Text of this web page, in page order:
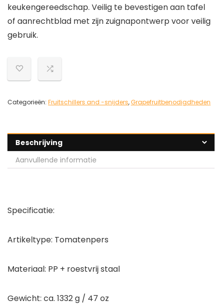
keukengereedschap. Veilig te bevestigen aan tafel
of aanrechtblad met zijn zuignapontwerp voor veilig
gebruik.
Categorieën: Fruitschillers and -snijders,Grapefruitbenodigdheden
Beschrijving
Aanvullende informatie
Specificatie:
Artikeltype: Tomatenpers
Materiaal: PP + roestvrij staal
Gewicht: ca. 1332 g / 47 oz